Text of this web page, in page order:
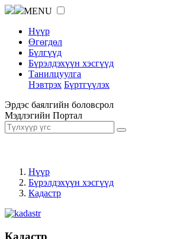
MENU
Нүүр
Өгөгдөл
Бүлгүүд
Бүрэлдэхүүн хэсгүүд
Танилцуулга
Нэвтрэх Бүртгүүлэх
Эрдэс баялгийн боловсрол
Мэдлэгийн Портал
Нүүр
Бүрэлдэхүүн хэсгүүд
Кадастр
Кадастр